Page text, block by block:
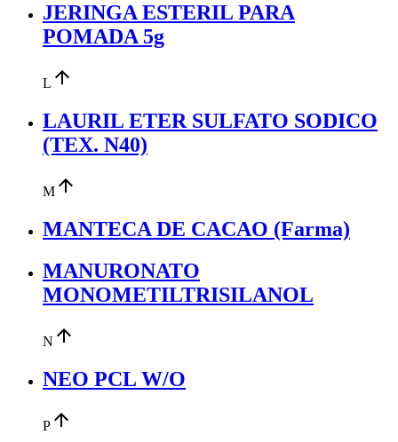
JERINGA ESTERIL PARA
POMADA 5g
L arrow_upward
LAURIL ETER SULFATO SODICO
(TEX. N40)
M arrow_upward
MANTECA DE CACAO (Farma)
MANURONATO
MONOMETILTRISILANOL
N arrow_upward
NEO PCL W/O
P arrow_upward